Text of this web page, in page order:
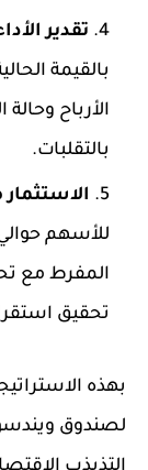
تقدير
بالقيمة
الأرباح
بالتقلبات.
للأسهم
المفرط مع
تحقيق
بهذه